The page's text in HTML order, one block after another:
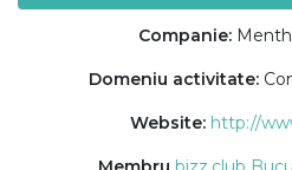
Companie:
Domeniu activitate:
Website: http://